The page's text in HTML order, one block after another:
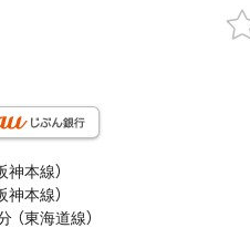
神本線）
神本線）
（東海道線）